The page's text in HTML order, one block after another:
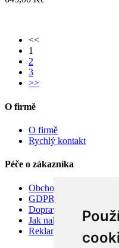
<<
1
2
3
>>
O firmě
O firmě
Rychlý kontakt
Péče o zákazníka
Obchodní podmínky
GDPR
Doprava
Jak nakupovat
Reklamace